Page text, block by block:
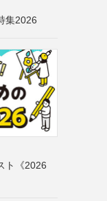
集2026
ト《2026